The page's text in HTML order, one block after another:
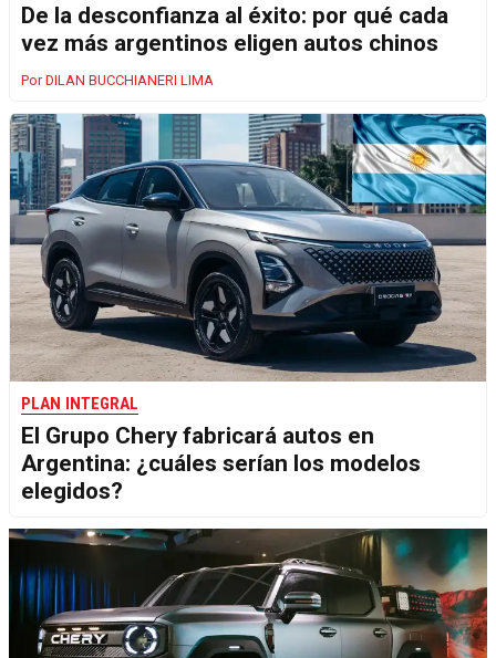
De la desconfianza al éxito: por qué cada
vez más argentinos eligen autos chinos
DILAN BUCCHIANERI LIMA
PLAN INTEGRAL
El Grupo Chery fabricará autos en
Argentina: ¿cuáles serían los modelos
elegidos?